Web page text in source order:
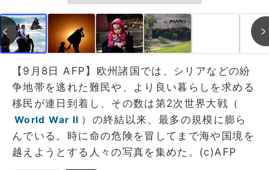
【9月8日 AFP】欧州諸国では、シリアなどの紛
争地帯を逃れた難民や、より良い暮らしを求める
移民が連日到着し、その数は第2次世界大戦（
World War II ）の終結以来、最多の規模に膨ら
んでいる。時に命の危険を冒してまで海や国境を
越えようとする人々の写真を集めた。(c)AFP